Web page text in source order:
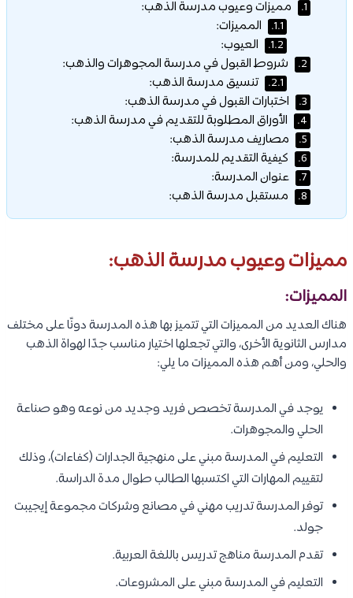
1. مميزات وعيوب مدرسة الذهب:
1.1. المميزات:
1.2. العيوب:
2. شروط القبول في مدرسة المجوهرات والذهب:
2.1. تنسيق مدرسة الذهب:
3. اختبارات القبول في مدرسة الذهب:
4. الأوراق المطلوبة للتقديم في مدرسة الذهب:
5. مصاريف مدرسة الذهب:
6. كيفية التقديم للمدرسة:
7. عنوان المدرسة:
8. مستقبل مدرسة الذهب:
مميزات وعيوب مدرسة الذهب:
المميزات:
هناك العديد من المميزات التي تتميز بها هذه المدرسة دونًا على مختلف
مدارس الثانوية الأخرى، والتي تجعلها اختيار مناسب جدًا لهواة الذهب
والحلي، ومن أهم هذه المميزات ما يلي:
يوجد في المدرسة تخصص فريد وجديد من نوعه وهو صناعة
الحلي والمجوهرات.
التعليم في المدرسة مبني على منهجية الجدارات (كفاءات)، وذلك
لتقييم المهارات التي اكتسبها الطالب طوال مدة الدراسة.
توفر المدرسة تدريب مهني في مصانع وشركات مجموعة إيجيبت
جولد.
تقدم المدرسة مناهج تدريس باللغة العربية.
التعليم في المدرسة مبني على المشروعات.